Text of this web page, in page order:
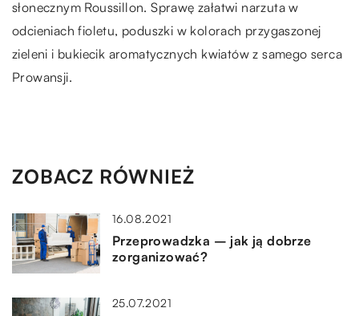
słonecznym Roussillon. Sprawę załatwi narzuta w
odcieniach fioletu, poduszki w kolorach przygaszonej
zieleni i bukiecik aromatycznych kwiatów z samego serca
Prowansji.
ZOBACZ RÓWNIEŻ
16.08.2021
Przeprowadzka – jak ją dobrze
zorganizować?
25.07.2021